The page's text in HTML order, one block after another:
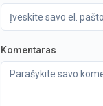
Komentaras